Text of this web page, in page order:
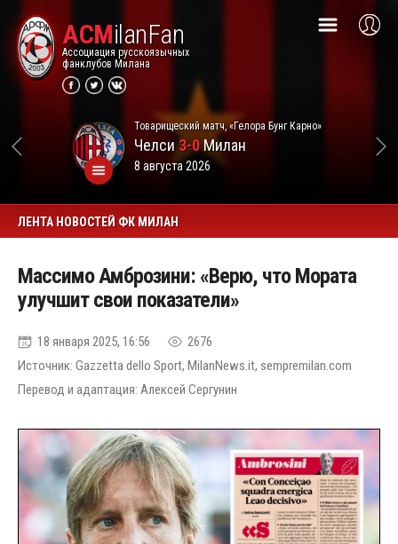
ACMilanFan
Ассоциация русскоязычных
фанклубов Милана
Товарищеский матч, «Гелора Бунг Карно»
Челси3-0Милан
8 августа 2026
ЛЕНТА НОВОСТЕЙ ФК МИЛАН
Массимо Амброзини: «Верю, что Мората
улучшит свои показатели»
18 января 2025, 16:56
2676
Источник: Gazzetta dello Sport, MilanNews.it, sempremilan.com
Перевод и адаптация: Алексей Сергунин